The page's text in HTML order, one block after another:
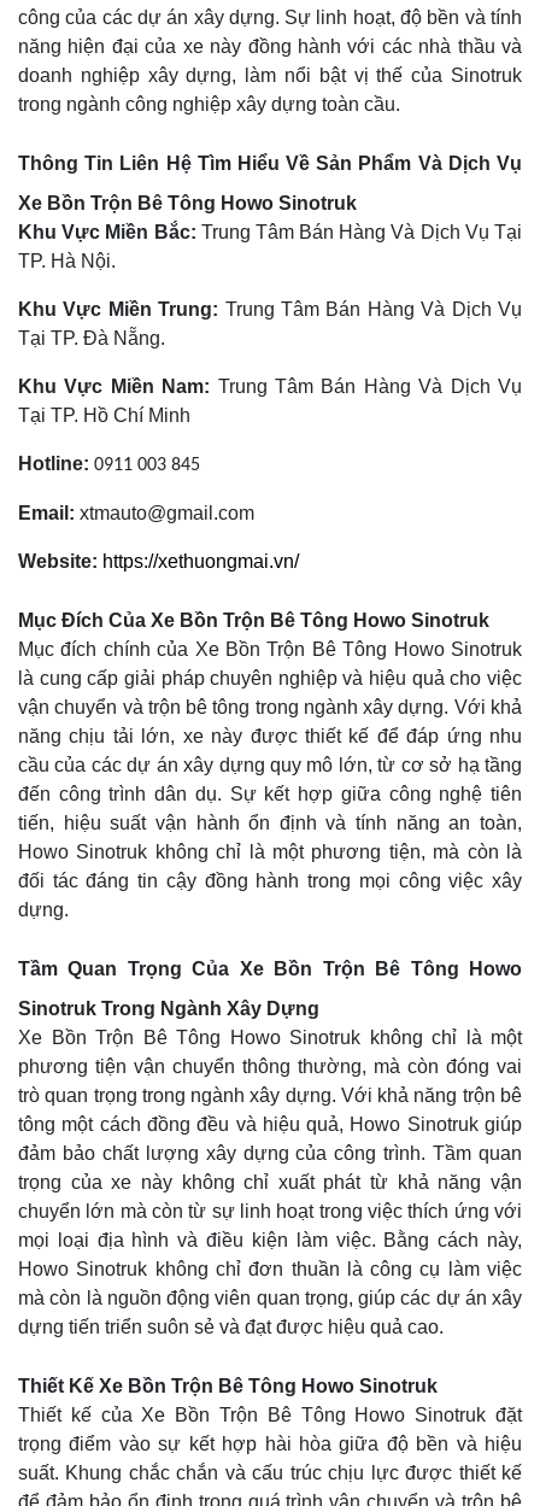
công của các dự án xây dựng. Sự linh hoạt, độ bền và tính
năng hiện đại của xe này đồng hành với các nhà thầu và
doanh nghiệp xây dựng, làm nổi bật vị thế của Sinotruk
trong ngành công nghiệp xây dựng toàn cầu.
Thông Tin Liên Hệ Tìm Hiểu Về Sản Phẩm Và Dịch Vụ
Xe Bồn Trộn Bê Tông Howo Sinotruk
Khu Vực Miền Bắc: Trung Tâm Bán Hàng Và Dịch Vụ Tại
TP. Hà Nội.
Khu Vực Miền Trung: Trung Tâm Bán Hàng Và Dịch Vụ
Tại TP. Đà Nẵng.
Khu Vực Miền Nam: Trung Tâm Bán Hàng Và Dịch Vụ
Tại TP. Hồ Chí Minh
Hotline: 0911 003 845
Email: xtmauto@gmail.com
Website: https://xethuongmai.vn/
Mục Đích Của Xe Bồn Trộn Bê Tông Howo Sinotruk
Mục đích chính của Xe Bồn Trộn Bê Tông Howo Sinotruk
là cung cấp giải pháp chuyên nghiệp và hiệu quả cho việc
vận chuyển và trộn bê tông trong ngành xây dựng. Với khả
năng chịu tải lớn, xe này được thiết kế để đáp ứng nhu
cầu của các dự án xây dựng quy mô lớn, từ cơ sở hạ tầng
đến công trình dân dụ. Sự kết hợp giữa công nghệ tiên
tiến, hiệu suất vận hành ổn định và tính năng an toàn,
Howo Sinotruk không chỉ là một phương tiện, mà còn là
đối tác đáng tin cậy đồng hành trong mọi công việc xây
dựng.
Tầm Quan Trọng Của Xe Bồn Trộn Bê Tông Howo
Sinotruk Trong Ngành Xây Dựng
Xe Bồn Trộn Bê Tông Howo Sinotruk không chỉ là một
phương tiện vận chuyển thông thường, mà còn đóng vai
trò quan trọng trong ngành xây dựng. Với khả năng trộn bê
tông một cách đồng đều và hiệu quả, Howo Sinotruk giúp
đảm bảo chất lượng xây dựng của công trình. Tầm quan
trọng của xe này không chỉ xuất phát từ khả năng vận
chuyển lớn mà còn từ sự linh hoạt trong việc thích ứng với
mọi loại địa hình và điều kiện làm việc. Bằng cách này,
Howo Sinotruk không chỉ đơn thuần là công cụ làm việc
mà còn là nguồn động viên quan trọng, giúp các dự án xây
dựng tiến triển suôn sẻ và đạt được hiệu quả cao.
Thiết Kế Xe Bồn Trộn Bê Tông Howo Sinotruk
Thiết kế của Xe Bồn Trộn Bê Tông Howo Sinotruk đặt
trọng điểm vào sự kết hợp hài hòa giữa độ bền và hiệu
suất. Khung chắc chắn và cấu trúc chịu lực được thiết kế
để đảm bảo ổn định trong quá trình vận chuyển và trộn bê